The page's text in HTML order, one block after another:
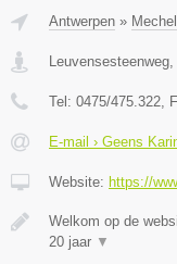
Antwerpen »
Leuvensesteenweg,
Tel: 0475/475.322,
E-mail › Geens
Website: https://
Welkom op de
20 jaar ▼